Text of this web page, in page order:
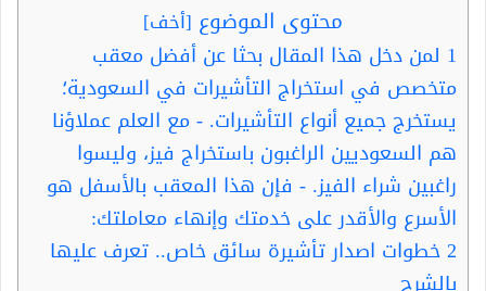
محتوى الموضوع [أخف]
1 لمن دخل هذا المقال بحثا عن أفضل معقب
متخصص في استخراج التأشيرات في السعودية؛
يستخرج جميع أنواع التأشيرات. - مع العلم عملاؤنا
هم السعوديين الراغبون باستخراج فيز، وليسوا
راغبين شراء الفيز. - فإن هذا المعقب بالأسفل هو
الأسرع والأقدر على خدمتك وإنهاء معاملتك:
2خطوات اصدار تأشيرة سائق خاص.. تعرف عليها
بالشرح